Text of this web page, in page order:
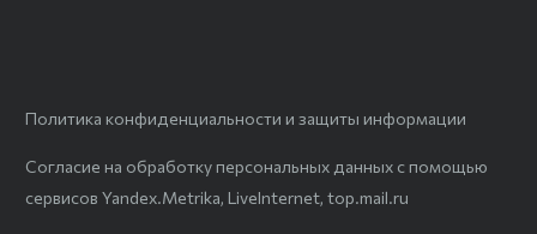
Политика конфиденциальности и защиты информации
Согласие на обработку персональных данных с помощью
сервисов Yandex.Metrika, LiveInternet, top.mail.ru